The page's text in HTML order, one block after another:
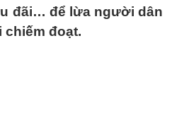
đãi… để lừa người dân
chiếm đoạt.